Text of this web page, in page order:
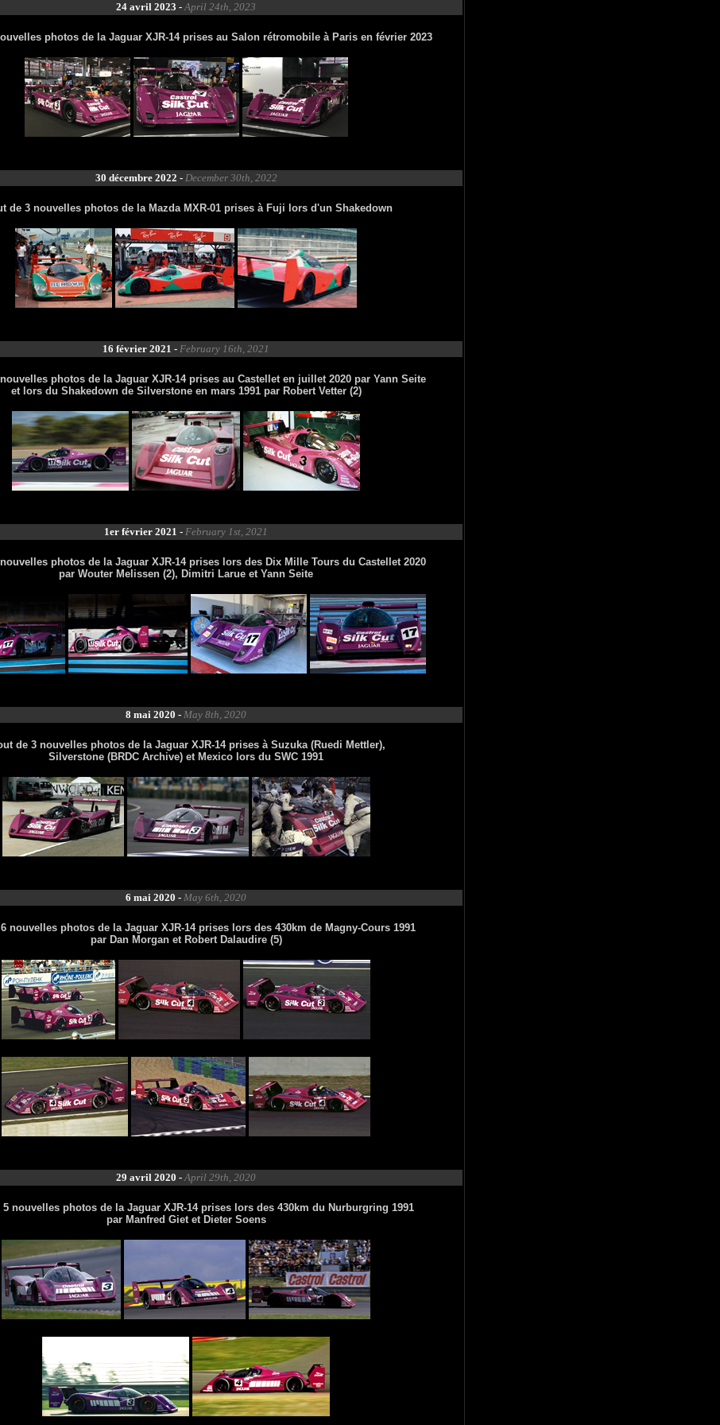
24 avril 2023 - April 24th, 2023
photos de la Jaguar XJR-14 prises au Salon rétromobile à Paris en février 2023
30 décembre 2022 - December 30th, 2022
de 3 nouvelles photos de la Mazda MXR-01 prises à Fuji lors d'un Shakedown
16 février 2021 - February 16th, 2021
photos de la Jaguar XJR-14 prises au Castellet en juillet 2020 par Yann Seite
et lors du Shakedown de Silverstone en mars 1991 par Robert Vetter (2)
1er février 2021 - February 1st, 2021
photos de la Jaguar XJR-14 prises lors des Dix Mille Tours du Castellet 2020
par Wouter Melissen (2), Dimitri Larue et Yann Seite
8 mai 2020 - May 8th, 2020
de 3 nouvelles photos de la Jaguar XJR-14 prises à Suzuka (Ruedi Mettler),
Silverstone (BRDC Archive) et Mexico lors du SWC 1991
6 mai 2020 - May 6th, 2020
nouvelles photos de la Jaguar XJR-14 prises lors des 430km de Magny-Cours 1991
par Dan Morgan et Robert Dalaudire (5)
29 avril 2020 - April 29th, 2020
nouvelles photos de la Jaguar XJR-14 prises lors des 430km du Nurburgring 1991
par Manfred Giet et Dieter Soens